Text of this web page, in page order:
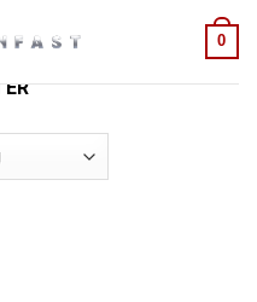
0
“GIÁ VF7 HCM”